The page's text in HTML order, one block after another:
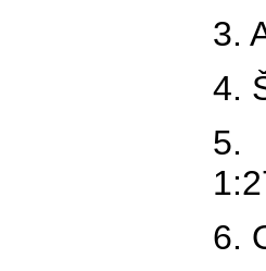
3.
4.
5.
6.